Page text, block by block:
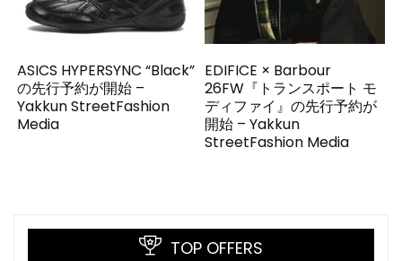
ASICS HYPERSYNC “Black”
の先行予約が開始 –
Yakkun StreetFashion
Media
EDIFICE × Barbour
26FW『トランスポート モ
ディファイ』の先行予約が
開始 – Yakkun
StreetFashion Media
TOP OFFERS